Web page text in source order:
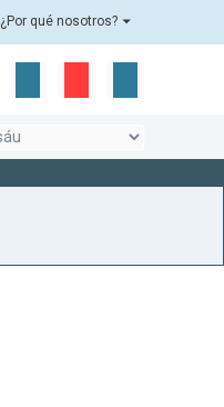
¿Por qué nosotros?